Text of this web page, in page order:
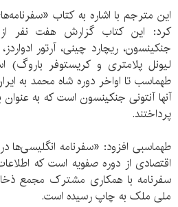
این مترجم با اشاره به کتاب
کرد: این کتاب گزارش هفت نفر از
جنکینسون، ریچارد چینی، آرتور
لیونل پلامتری و کریستوفر
طهماسب تا اواخر دوره شاه محمد به
آنها آنتونی جنکینسون است که به عنوان
پرداختند.
طهماسبی افزود: «سفرنامه انگلیسی‌ها
اقتصادی از دوره صفویه است که
سفرنامه با همکاری مشترک مجمع
ملی ملک به چاپ رسیده است.